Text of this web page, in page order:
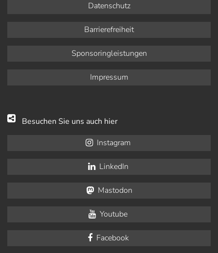
Datenschutz
Barrierefreiheit
Sponsoringleistungen
Impressum
Besuchen Sie uns auch hier
Instagram
LinkedIn
Mastodon
Youtube
Facebook